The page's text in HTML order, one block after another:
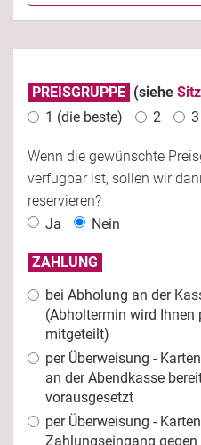
PREISGRUPPE (siehe
1 (die beste)
2 3
Wenn die gewünschte
verfügbar ist, sollen wir
reservieren?
Ja
Nein
ZAHLUNG
bei Abholung an der
(Abholtermin wird Ihnen
mitgeteilt)
per Überweisung -
an der Abendkasse
vorausgesetzt
per Überweisung -
Zahlungseingang